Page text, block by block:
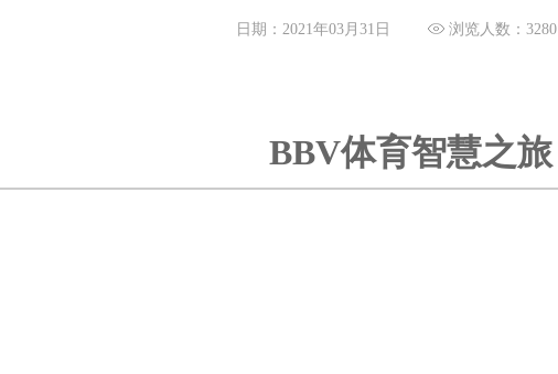
日期：2021年03月31日 浏览人数：3280
BBV体育智慧之旅